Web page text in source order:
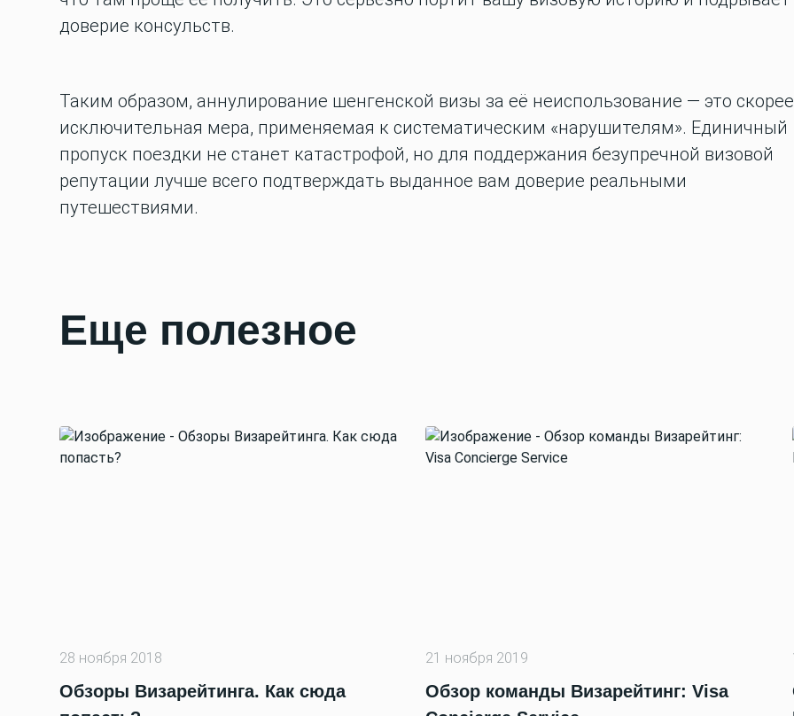
доверие консульств.
Таким образом, аннулирование шенгенской визы за её неиспользование — это скорее
исключительная мера, применяемая к систематическим «нарушителям». Единичный
пропуск поездки не станет катастрофой, но для поддержания безупречной визовой
репутации лучше всего подтверждать выданное вам доверие реальными
путешествиями.
Еще полезное
28 ноября 2018
Обзоры Визарейтинга. Как сюда
21 ноября 2019
Обзор команды Визарейтинг: Visa